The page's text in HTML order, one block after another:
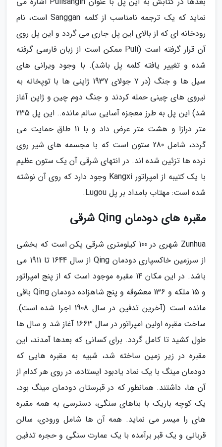
نماید که یک ترجمه نامناسب از کلمه Sanggan است، نام
رودخانه ای که از بالای این پل جاری می گردد و این پل روی
آن قرار گرفته است (Puli ممکن است از زبان فارسی گرفته
شده و تغییر یافته کلمه پل باشد). با وجود ویرانی های
سیل ها و جنگ (در 7 جولای 1937 ژاپنی ها با توپخانه به
نیروی های چینی حمله کردند و جنگ دوم چین و ژاپن آغاز
شد) این پل به طرز معجزه آسایی سالم مانده.. این پل 235
متر درازا و هشت متر عرض داد و با 11 طاق حمایت می
گردد، شامل 280 ستون است که با مجسمه های شیر روی
نرده ها تزئین شده اند. در انتهای شرقی آن یک ستون عظیم
با یک کتیبه از امپراتور Kangxi وجود دارد که روی آن نوشته
شده است: مهتاب بامداد بر پل Lugou.
مقبره های دودمان Qing شرقی
Zunhua شهری در 100 کیلومتری شرقی پکن است که بخشی
از سرزمین خاکسپاری دودمان Qing از سال 1644 تا 1911 می
باشد. در این مکان 14 مقبره موجود است که از پنج امپراتور
و 15 ملکه و 136 معشوقه و پنج شاهزاده دودمان Qing باقی
مانده است (آخرین تدفین در سال 1908 اجرا شده است).
ساخت مقبره اولین امپراتور در سال 1663 آغاز شد و سال ها
طول کشید تا کامل گردد. برای کسانی که بعدها آمدند، این
مقبره در زیر زمین ساخته شد، شبیه به مقبره هایی که
دودمان مینگ با یک نماد یادبود ایستاده، در روی هر کدام از
آن ها، داشتند. همانطور که در قبرستان دودمان مینگ بود،
یک کوچه باریک با بناهای سنگی، دسترسی به همه مقبره
های را میسر می نماید. همه آن ها شامل ورودی، سالن
قربانی و یک قبر برآمده با یک عمارت سنگی و حجره تدفین